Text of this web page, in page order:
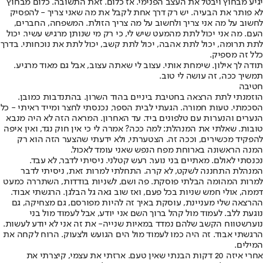
יגיע מבחוץ ויבטל את העצב הפנימי. אז כלום. זאת התשובה. כלום מבחוץ
לא פותר את הבעיה. יש רק דרך אחת לקבל את מה שאני צריך - להפסיק
לחשוב על מה אני צריך ולחשוב על מה צריך הזולת. המשפחה, החברים,
העם. מה אני יכול לתת מהמעט שיש לי, כי רק מי שנותן מרגיש עשיר. יכול
לתת תרומה, יכול לתת אהבה, יכול לתת קשב, יכול לתת את נוכחותי. בדרך
כלל זה מספיק.
תודה לך אילון. שימחת אותי. עצוב לי שאתה עצוב, אבל גם מאוד מרגיע.
תמשיך ככה, זה עושה לי טוב.
חטיבה
הוזמנתי לתת הרצאה בחטיבת ביניים בהוד השרון. בהתנדבות כמובן.
הסכמתי. טעות חמורה. הגעתי לבית הספר, נכנסתי לחצר ומייד ראיתי - כל
הנערים והנערות עם טלפונים ביד. עד האחרון. המראה הזה לא היה מנבא
טובות. שאלתי את המנהלת: למה ככה? אמרה לי כי אין חוק נגד, ואין איפה
להפקיד מכשירים, וככה זה. הצטערתי, ולא ידעתי שהצער הזה הוא רק
המנה הראשונה בארוחת מפח הנפש שאני עומד לאכול.
נכנסתי לאולם. מאתיים בני נוער. רעש קטלני. ניסיתי לדבר, לא עבד.
המנהלת התחננה לשקט, לא קרה. התחלתי למרות זאת, ניסיתי לדבר
למרות המהומה הבלתי פוסקת. פה ושם, לשניות בודדות, השתררה כמעט
דממה, אולי חמש שניות בכל פעם, ואז שוב גאה גל הבלגן. הרגשתי אבוד.
ההרצאה שלי מעניינת, עוסקת באיך זה להיות מפורסם, גם מצחיקה, גם
נוגעת ללב. לעמוד מול קהל ברוך השם אני יודע, אבל לעמוד מול בני
נוערשטווח הקשב שלהם נמדד במאיות שנייה- את זה אני לא יודע לעשות.
הרגשתי אבוד. זה היה כמו לעמוד מול הים הגועש ולצעוק. הרוח לקחה את
המילים.
אחרי איזה 20 דקות הבנתי שאין טעם. ארזתי את עצמי, קיצרתי את